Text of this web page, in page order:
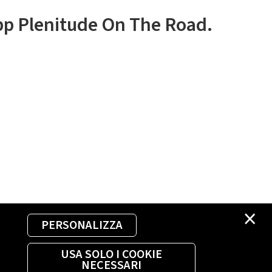
×
PERSONALIZZA
USA SOLO I COOKIE
NECESSARI
Plenitude On The Road.